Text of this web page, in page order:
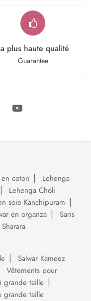
plus haute qualité
Guarantee
coton
Lehenga
Lehenga Choli
soie Kanchipuram
en organza
Saris
Salwar Kameez
Vêtements pour
grande taille
grande taille